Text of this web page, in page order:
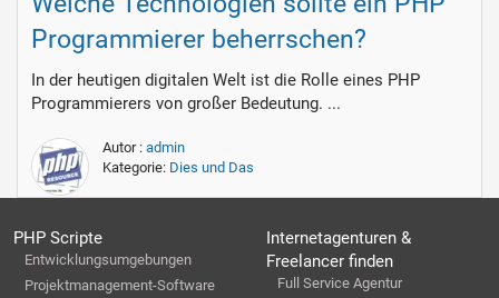
Programmierer beherrschen?
In der heutigen digitalen Welt ist die Rolle eines PHP
Programmierers von großer Bedeutung. ...
Autor : admin
Kategorie: Dies und Das
PHP Scripte
Entwicklungsumgebungen
Projektmanagement-Software
Internetagenturen &
Freelancer finden
Full Service Agentur